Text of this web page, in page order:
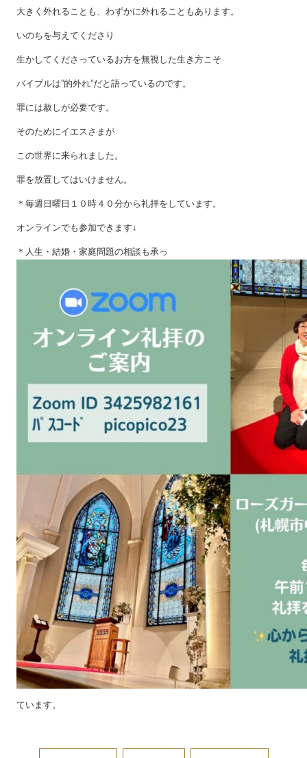
大きく外れることも、わずかに外れることもあります。
いのちを与えてくださり
生かしてくださっているお方を無視した生き方こそ
バイブルは”的外れ”だと語っているのです。
罪には赦しが必要です。
そのためにイエスさまが
この世界に来られました。
罪を放置してはいけません。
＊毎週日曜日１０時４０分から礼拝をしています。
オンラインでも参加できます↓
＊人生・結婚・家庭問題の相談も承っ
ています。